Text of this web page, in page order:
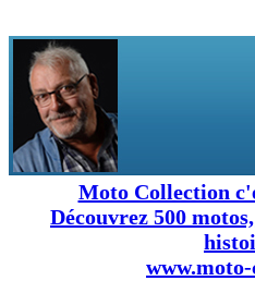
Moto Collection
Découvrez 500